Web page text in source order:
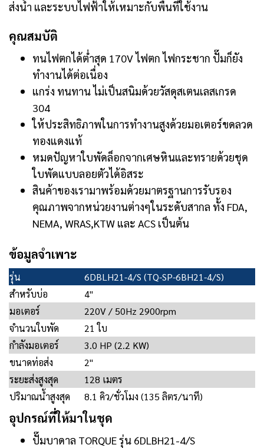
ส่งน้ำ และระบบไฟฟ้าให้เหมาะกับพื้นที่ใช้งาน
คุณสมบัติ
ทนไฟตกได้ต่ำสุด 170V ไฟตก ไฟกระชาก ปั๊มก็ยัง
ทำงานได้ต่อเนื่อง
แกร่ง ทนทาน ไม่เป็นสนิมด้วยวัสดุสเตนเลสเกรด
304
ให้ประสิทธิภาพในการทำงานสูงด้วยมอเตอร์ขดลวด
ทองแดงแท้
หมดปัญหาใบพัดล็อกจากเศษหินและทรายด้วยชุด
ใบพัดแบบลอยตัวได้อิสระ
สินค้าของเรามาพร้อมด้วยมาตรฐานการรับรอง
คุณภาพจากหน่วยงานต่างๆในระดับสากล ทั้ง FDA,
NEMA, WRAS,KTW และ ACS เป็นต้น
ข้อมูลจำเพาะ
รุ่น
6DBLH21-4/S (TQ-SP-6BH21-4/S)
สำหรับบ่อ
4"
มอเตอร์
220V / 50Hz 2900rpm
จำนวนใบพัด
21 ใบ
กำลังมอเตอร์
3.0 HP (2.2 KW)
ขนาดท่อส่ง
2"
ระยะส่งสูงสุด
128 เมตร
ปริมาณน้ำสูงสุด
8.1 คิว/ชั่วโมง (135 ลิตร/นาที)
อุปกรณ์ที่ให้มาในชุด
ปั๊มบาดาล TORQUE รุ่น 6DLBH21-4/S